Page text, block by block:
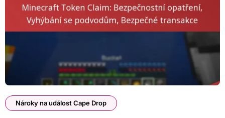
Nároky na událost Cape Drop